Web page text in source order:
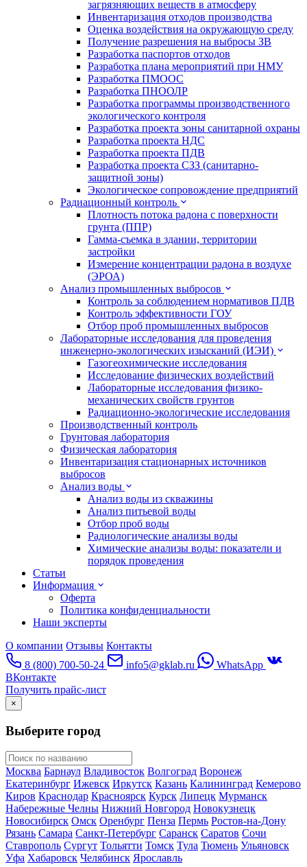
загрязняющих веществ в атмосферу
Инвентаризация отходов производства
Оценка воздействия на окружающую среду
Получение разрешения на выбросы ЗВ
Разработка паспортов отходов
Разработка плана мероприятий при НМУ
Разработка ПМООС
Разработка ПНООЛР
Разработка программы производственного
экологического контроля
Разработка проекта зоны санитарной охраны
Разработка проекта НДС
Разработка проекта ПДВ
Разработка проекта СЗЗ (санитарно-
защитной зоны)
Экологическое сопровождение предприятий
Радиационный контроль
Плотность потока радона с поверхности
грунта (ППР)
Гамма-съемка в здании, территории
застройки
Измерение концентрации радона в воздухе
(ЭРОА)
Анализ промышленных выбросов
Контроль за соблюдением нормативов ПДВ
Контроль эффективности ГОУ
Отбор проб промышленных выбросов
Лабораторные исследования для проведения
инженерно-экологических изысканий (ИЭИ)
Газогеохимические исследования
Исследование физических воздействий
Лабораторные исследования физико-
механических свойств грунтов
Радиационно-экологические исследования
Производственный контроль
Грунтовая лаборатория
Физическая лаборатория
Инвентаризация стационарных источников
выбросов
Анализ воды
Анализ воды из скважины
Анализ питьевой воды
Отбор проб воды
Радиологические анализы воды
Химические анализы воды: показатели и
порядок проведения
Статьи
Информация
Оферта
Политика конфиденциальности
Наши эксперты
О компании Отзывы Контакты
8 (800) 700-50-24
info5@gklab.ru
WhatsApp
ВКонтакте
Получить прайс-лист
×
Выберите город
Москва Барнаул Владивосток Волгоград Воронеж
Екатеринбург Ижевск Иркутск Казань Калининград Кемерово
Киров Краснодар Красноярск Курск Липецк Мурманск
Набережные Челны Нижний Новгород Новокузнецк
Новосибирск Омск Оренбург Пенза Пермь Ростов-на-Дону
Рязань Самара Санкт-Петербург Саранск Саратов Сочи
Ставрополь Сургут Тольятти Томск Тула Тюмень Ульяновск
Уфа Хабаровск Челябинск Ярославль